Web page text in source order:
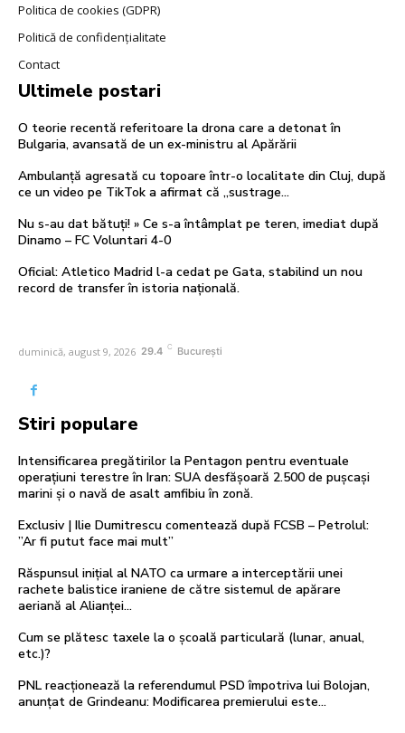
Politica de cookies (GDPR)
Politică de confidențialitate
Contact
Ultimele postari
O teorie recentă referitoare la drona care a detonat în
Bulgaria, avansată de un ex-ministru al Apărării
Ambulanță agresată cu topoare într-o localitate din Cluj, după
ce un video pe TikTok a afirmat că „sustrage…
Nu s-au dat bătuți! » Ce s-a întâmplat pe teren, imediat după
Dinamo – FC Voluntari 4-0
Oficial: Atletico Madrid l-a cedat pe Gata, stabilind un nou
record de transfer în istoria națională.
duminică, august 9, 2026 29.4 C București
Stiri populare
Intensificarea pregătirilor la Pentagon pentru eventuale
operațiuni terestre în Iran: SUA desfășoară 2.500 de pușcași
marini și o navă de asalt amfibiu în zonă.
Exclusiv | Ilie Dumitrescu comentează după FCSB – Petrolul:
”Ar fi putut face mai mult”
Răspunsul inițial al NATO ca urmare a interceptării unei
rachete balistice iraniene de către sistemul de apărare
aeriană al Alianței…
Cum se plătesc taxele la o școală particulară (lunar, anual,
etc.)?
PNL reacționează la referendumul PSD împotriva lui Bolojan,
anunțat de Grindeanu: Modificarea premierului este…